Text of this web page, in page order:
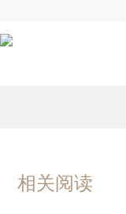
相关阅读